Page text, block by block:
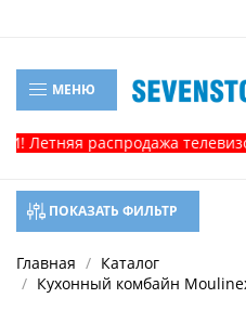
МЕНЮ
распродажа
ПОКАЗАТЬ ФИЛЬТР
Главная
Каталог
Кухонный комбайн